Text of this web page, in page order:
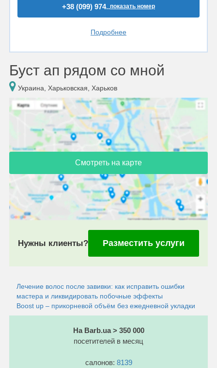
+38 (099) 974..показать номер
Подробнее
Буст ап рядом со мной
Украина, Харьковская, Харьков
Смотреть на карте
Нужны клиенты? Разместить услуги
Лечение волос после завивки: как исправить ошибки
мастера и ликвидировать побочные эффекты
Boost up – прикорневой объём без ежедневной укладки
На Barb.ua > 350 000
посетителей в месяц
салонов: 8139